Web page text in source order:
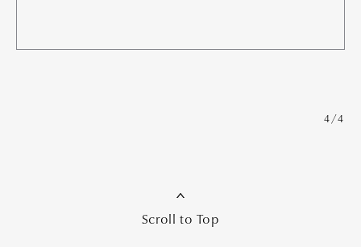
4/4
Scroll to Top